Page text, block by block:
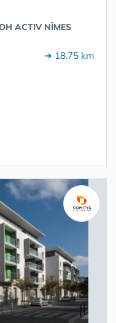
ACTIV NÎMES
➔ 18.75 km